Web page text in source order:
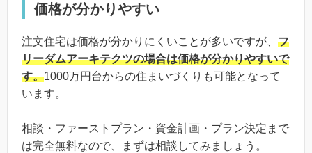
価格が分かりやすい
注文住宅は価格が分かりにくいことが多いですが、 フ
リーダムアーキテクツの場合は価格が分かりやすいで
す。1000万円台からの住まいづくりも可能となって
います。
相談・ファーストプラン・資金計画・プラン決定まで
は完全無料なので、まずは相談してみましょう。